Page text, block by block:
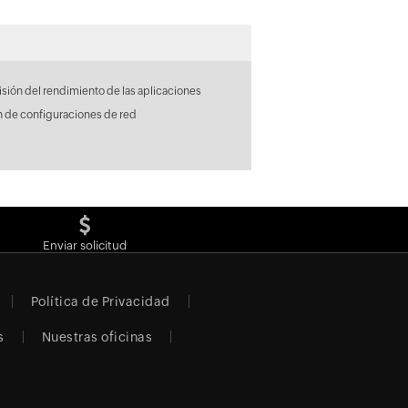
del rendimiento de las aplicaciones
de configuraciones de red
Enviar solicitud
Política de Privacidad
Nuestras oficinas